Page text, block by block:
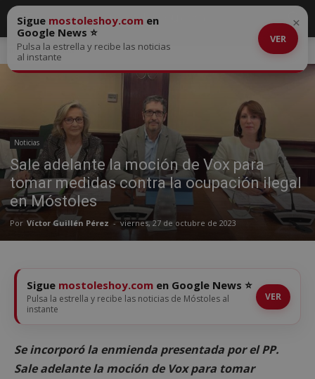
Inicio Noticias
Noticias
Sale adelante la moción de Vox para
tomar medidas contra la ocupación ilegal
en Móstoles
Por Víctor Guillén Pérez - viernes, 27 de octubre de 2023
Sigue mostoleshoy.com en
Google News ⭐
Pulsa la estrella y recibe las noticias
al instante
VER
×
Sigue mostoleshoy.com en Google News ⭐
Pulsa la estrella y recibe las noticias de Móstoles al
instante
VER
Se incorporó la enmienda presentada por el PP.
Sale adelante la moción de Vox para tomar